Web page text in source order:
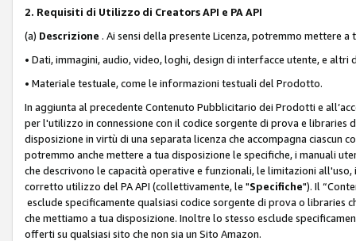
2. Requisiti di Utilizzo di Creators API e PA API
(a) Descrizione . Ai sensi della presente Licenza, potremmo mettere
• Dati, immagini, audio, video, loghi, design di interfacce utente, e altri
• Materiale testuale, come le informazioni testuali del Prodotto.
In aggiunta al precedente Contenuto Pubblicitario dei Prodotti e
per l'utilizzo in connessione con il codice sorgente di prova e libraries
disposizione in virtù di una separata licenza che accompagna ciascun
potremmo anche mettere a tua disposizione le specifiche, i manuali
che descrivono le capacità operative e funzionali, le limitazioni
corretto utilizzo del PA API (collettivamente, le "Specifiche"). Il
esclude specificamente qualsiasi codice sorgente di prova o libraries
che mettiamo a tua disposizione. Inoltre lo stesso esclude
offerti su qualsiasi sito che non sia un Sito Amazon.